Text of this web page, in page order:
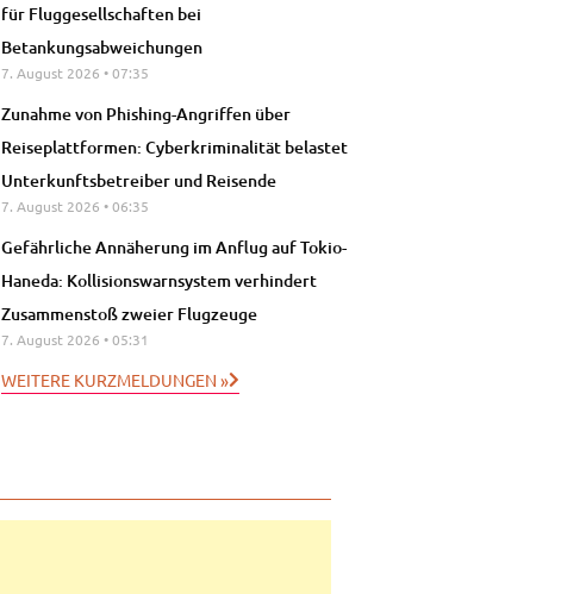
für Fluggesellschaften bei
Betankungsabweichungen
7. August 2026 07:35
Zunahme von Phishing-Angriffen über
Reiseplattformen: Cyberkriminalität belastet
Unterkunftsbetreiber und Reisende
7. August 2026 06:35
Gefährliche Annäherung im Anflug auf Tokio-
Haneda: Kollisionswarnsystem verhindert
Zusammenstoß zweier Flugzeuge
7. August 2026 05:31
WEITERE KURZMELDUNGEN »